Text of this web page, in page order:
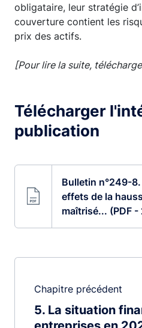
obligataire, leur stratégie
couverture contient les
prix des actifs.
[Pour lire la suite,
Télécharger
publication
Bulletin n°249-
effets de la
maîtrisé... (PDF
Chapitre précédent
5 La situation